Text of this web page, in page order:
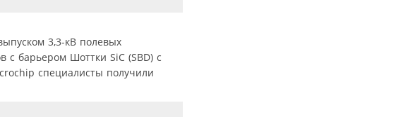
3,3-кВ полевых
с барьером Шоттки SiC (SBD) с
специалисты получили